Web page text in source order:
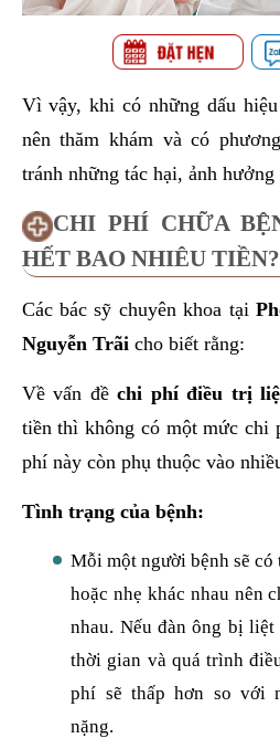
Vì vậy, khi có những dấu
nên thăm khám và có
tránh những tác hại, ảnh hưởng
CHI PHÍ CHỮA
HẾT BAO NHIÊU TIỀN?
Các bác sỹ chuyên khoa tại
Nguyễn Trãicho biết rằng:
Về vấn đềchi phí điều trị
tiền thì không có một mức chi
phí này còn phụ thuộc vào
Tình trạng của bệnh:
Mỗi một người bệnh sẽ có
hoặc nhẹ khác nhau nên
nhau. Nếu đàn ông bị
thời gian và quá trình
phí sẽ thấp hơn so với
nặng.